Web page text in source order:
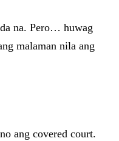
na. Pero… huwag
malaman nila ang
ang covered court.